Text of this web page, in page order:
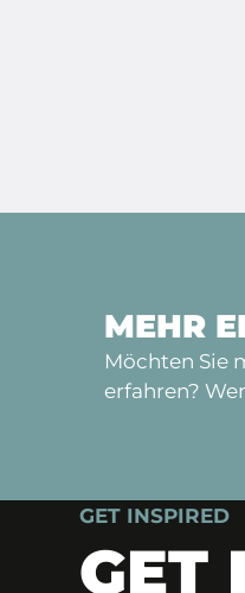
MEHR
Möchten Sie
erfahren?
GET INSPIRED
GET